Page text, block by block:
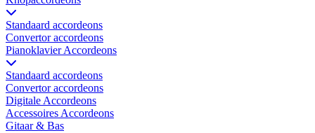
Standaard accordeons
Convertor accordeons
Pianoklavier Accordeons
Standaard accordeons
Convertor accordeons
Digitale Accordeons
Accessoires Accordeons
Gitaar & Bas